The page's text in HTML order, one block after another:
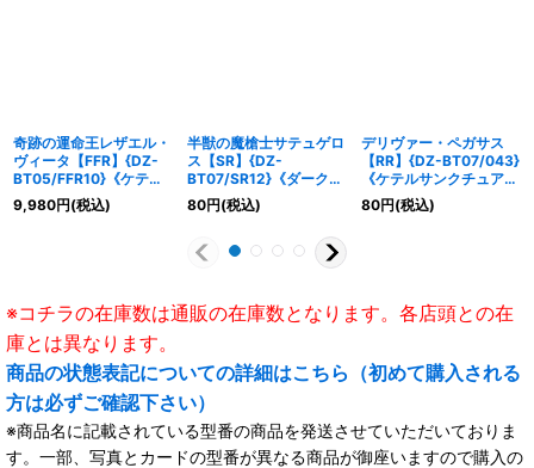
奇跡の運命王レザエル・
ヴィータ【FFR】{DZ-
BT05/FFR10}《ケテル
サンクチュアリ》
9,980円(税込)
半獣の魔槍士サテュゲロ
ス【SR】{DZ-
BT07/SR12}《ダークス
テイツ》
80円(税込)
デリヴァー・ペガサス
【RR】{DZ-BT07/043}
《ケテルサンクチュア
リ》
80円(税込)
※コチラの在庫数は通販の在庫数となります。各店頭との在
庫とは異なります。
商品の状態表記についての詳細はこちら（初めて購入される
方は必ずご確認下さい）
※商品名に記載されている型番の商品を発送させていただいておりま
す。一部、写真とカードの型番が異なる商品が御座いますので購入の